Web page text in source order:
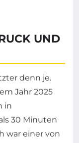
UND
denn je.
Jahr 2025
in
30 Minuten
war einer von